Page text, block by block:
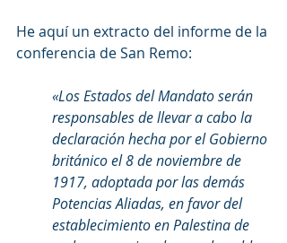
He aquí un extracto del informe de la
conferencia de San Remo:
«Los Estados del Mandato serán
responsables de llevar a cabo la
declaración hecha por el Gobierno
británico el 8 de noviembre de
1917, adoptada por las demás
Potencias Aliadas, en favor del
establecimiento en Palestina de